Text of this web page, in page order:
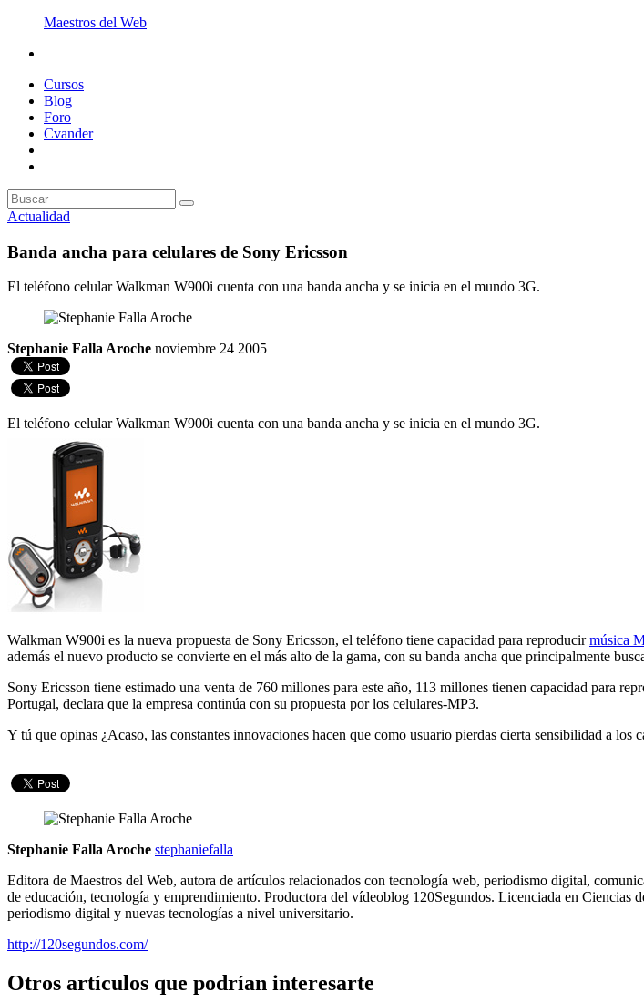
Maestros del Web
Cursos
Blog
Foro
Cvander
Actualidad
Banda ancha para celulares de Sony Ericsson
El teléfono celular Walkman W900i cuenta con una banda ancha y se inicia en el mundo 3G.
Stephanie Falla Aroche noviembre 24 2005
El teléfono celular Walkman W900i cuenta con una banda ancha y se inicia en el mundo 3G.
Walkman W900i es la nueva propuesta de Sony Ericsson, el teléfono tiene capacidad para reproducirmúsica
además el nuevo producto se convierte en el más alto de la gama, con su banda ancha que principalmente
Sony Ericsson tiene estimado una venta de 760 millones para este año, 113 millones tienen capacidad para
Portugal, declara que la empresa continúa con su propuesta por los celulares-MP3.
Y tú que opinas ¿Acaso, las constantes innovaciones hacen que como usuario pierdas cierta sensibilidad a
Stephanie Falla Aroche stephaniefalla
Editora de Maestros del Web, autora de artículos relacionados con tecnología web, periodismo digital,
de educación, tecnología y emprendimiento. Productora del vídeoblog 120Segundos. Licenciada en
periodismo digital y nuevas tecnologías a nivel universitario.
http://120segundos.com/
Otros artículos que podrían interesarte